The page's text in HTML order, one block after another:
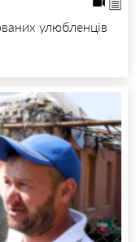
улюбленців